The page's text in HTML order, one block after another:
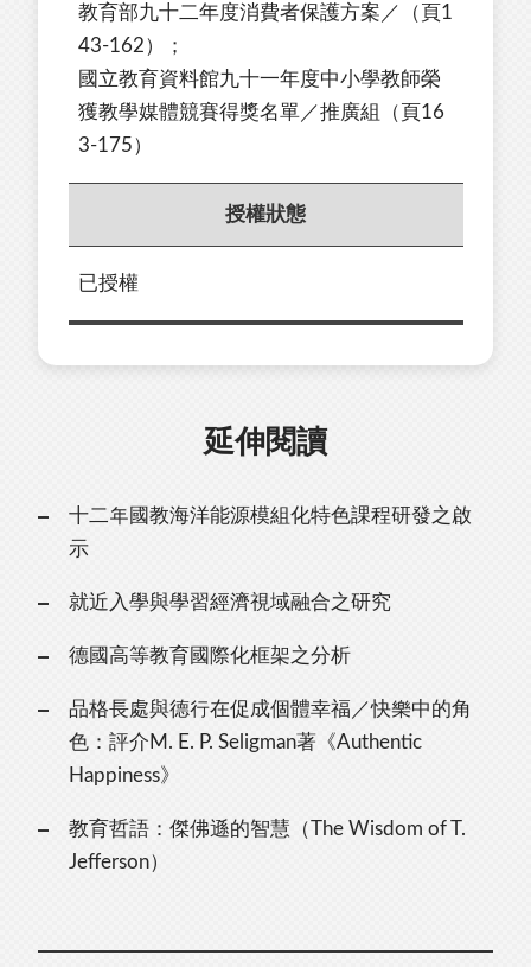
教育部九十二年度消費者保護方案／（頁1
43-162）；
國立教育資料館九十一年度中小學教師榮
獲教學媒體競賽得獎名單／推廣組（頁16
3-175）
授權狀態
已授權
延伸閱讀
十二年國教海洋能源模組化特色課程研發之啟
示
就近入學與學習經濟視域融合之研究
德國高等教育國際化框架之分析
品格長處與德行在促成個體幸福／快樂中的角
色：評介M. E. P. Seligman著《Authentic
Happiness》
教育哲語：傑佛遜的智慧（The Wisdom of T.
Jefferson）